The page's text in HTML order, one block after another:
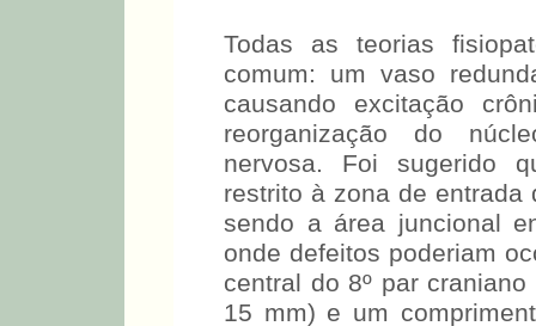
Todas as teorias
comum: um vaso
causando excitação
reorganização do
nervosa. Foi sugerido
restrito à zona de
sendo a área juncional
onde defeitos poderiam
central do 8º par
15 mm) e um